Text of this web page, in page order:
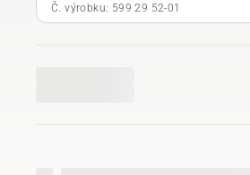
Č. výrobku: 599 29 52‑01